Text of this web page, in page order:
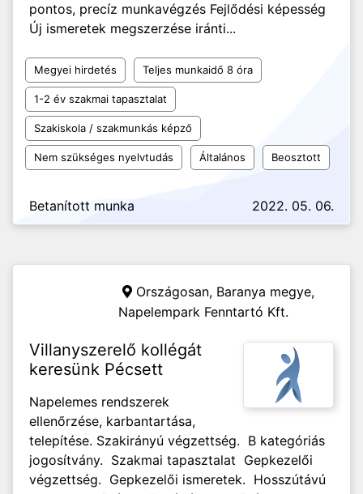
pontos, precíz munkavégzés Fejlődési képesség
Új ismeretek megszerzése iránti...
Megyei hirdetés Teljes munkaidő 8 óra
1-2 év szakmai tapasztalat
Szakiskola / szakmunkás képző
Nem szükséges nyelvtudás Általános Beosztott
Betanított munka 2022. 05. 06.
Országosan, Baranya megye,
Napelempark Fenntartó Kft.
Villanyszerelő kollégát
keresünk Pécsett
Napelemes rendszerek
ellenőrzése, karbantartása,
telepítése. Szakirányú végzettség. B kategóriás
jogosítvány. Szakmai tapasztalat Gepkezelői
végzettség. Gepkezelői ismeretek. Hosszútávú